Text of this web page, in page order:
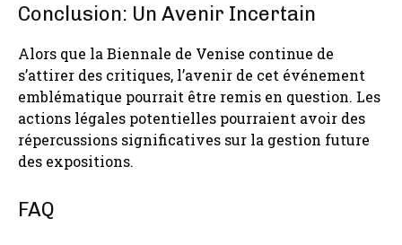
Conclusion: Un Avenir Incertain
Alors que la Biennale de Venise continue de
s’attirer des critiques, l’avenir de cet événement
emblématique pourrait être remis en question. Les
actions légales potentielles pourraient avoir des
répercussions significatives sur la gestion future
des expositions.
FAQ